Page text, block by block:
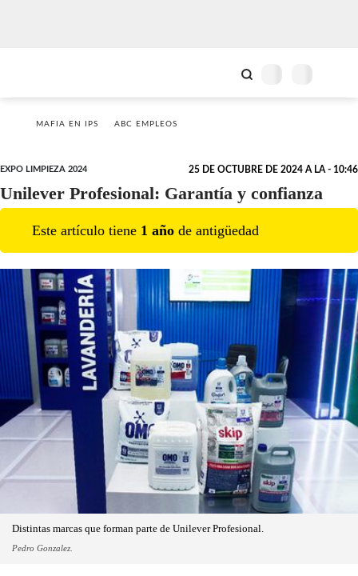
MAFIA EN IPS ABC EMPLEOS
EXPO LIMPIEZA 2024 25 DE OCTUBRE DE 2024 A LA - 10:46
Unilever Profesional: Garantía y confianza
Este artículo tiene 1 año de antigüedad
Distintas marcas que forman parte de Unilever Profesional.
Pedro Gonzalez.